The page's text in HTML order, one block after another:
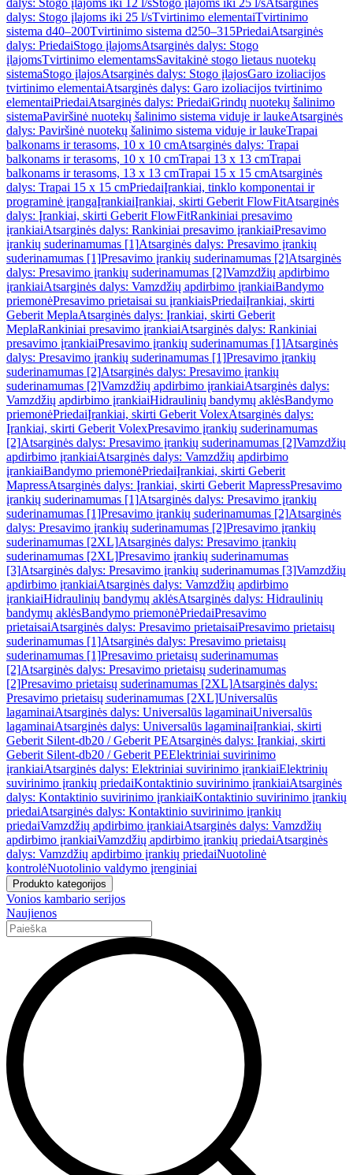
dalys: Stogo įlajoms iki 12 l/sStogo įlajoms iki 25 l/sAtsarginės
dalys: Stogo įlajoms iki 25 l/sTvirtinimo elementaiTvirtinimo
sistema d40–200Tvirtinimo sistema d250–315PriedaiAtsarginės
dalys: PriedaiStogo įlajomsAtsarginės dalys: Stogo
įlajomsTvirtinimo elementamsSavitakinė stogo lietaus nuotekų
sistemaStogo įlajosAtsarginės dalys: Stogo įlajosGaro izoliacijos
tvirtinimo elementaiAtsarginės dalys: Garo izoliacijos tvirtinimo
elementaiPriedaiAtsarginės dalys: PriedaiGrindų nuotekų šalinimo
sistemaPaviršinė nuotekų šalinimo sistema viduje ir laukeAtsarginės
dalys: Paviršinė nuotekų šalinimo sistema viduje ir laukeTrapai
balkonams ir terasoms, 10 x 10 cmAtsarginės dalys: Trapai
balkonams ir terasoms, 10 x 10 cmTrapai 13 x 13 cmTrapai
balkonams ir terasoms, 13 x 13 cmTrapai 15 x 15 cmAtsarginės
dalys: Trapai 15 x 15 cmPriedaiĮrankiai, tinklo komponentai ir
programinė įrangaĮrankiaiĮrankiai, skirti Geberit FlowFitAtsarginės
dalys: Įrankiai, skirti Geberit FlowFitRankiniai presavimo
įrankiaiAtsarginės dalys: Rankiniai presavimo įrankiaiPresavimo
įrankių suderinamumas [1]Atsarginės dalys: Presavimo įrankių
suderinamumas [1]Presavimo įrankių suderinamumas [2]Atsarginės
dalys: Presavimo įrankių suderinamumas [2]Vamzdžių apdirbimo
įrankiaiAtsarginės dalys: Vamzdžių apdirbimo įrankiaiBandymo
priemonėPresavimo prietaisai su įrankiaisPriedaiĮrankiai, skirti
Geberit MeplaAtsarginės dalys: Įrankiai, skirti Geberit
MeplaRankiniai presavimo įrankiaiAtsarginės dalys: Rankiniai
presavimo įrankiaiPresavimo įrankių suderinamumas [1]Atsarginės
dalys: Presavimo įrankių suderinamumas [1]Presavimo įrankių
suderinamumas [2]Atsarginės dalys: Presavimo įrankių
suderinamumas [2]Vamzdžių apdirbimo įrankiaiAtsarginės dalys:
Vamzdžių apdirbimo įrankiaiHidraulinių bandymų aklėsBandymo
priemonėPriedaiĮrankiai, skirti Geberit VolexAtsarginės dalys:
Įrankiai, skirti Geberit VolexPresavimo įrankių suderinamumas
[2]Atsarginės dalys: Presavimo įrankių suderinamumas [2]Vamzdžių
apdirbimo įrankiaiAtsarginės dalys: Vamzdžių apdirbimo
įrankiaiBandymo priemonėPriedaiĮrankiai, skirti Geberit
MapressAtsarginės dalys: Įrankiai, skirti Geberit MapressPresavimo
įrankių suderinamumas [1]Atsarginės dalys: Presavimo įrankių
suderinamumas [1]Presavimo įrankių suderinamumas [2]Atsarginės
dalys: Presavimo įrankių suderinamumas [2]Presavimo įrankių
suderinamumas [2XL]Atsarginės dalys: Presavimo įrankių
suderinamumas [2XL]Presavimo įrankių suderinamumas
[3]Atsarginės dalys: Presavimo įrankių suderinamumas [3]Vamzdžių
apdirbimo įrankiaiAtsarginės dalys: Vamzdžių apdirbimo
įrankiaiHidraulinių bandymų aklėsAtsarginės dalys: Hidraulinių
bandymų aklėsBandymo priemonėPriedaiPresavimo
prietaisaiAtsarginės dalys: Presavimo prietaisaiPresavimo prietaisų
suderinamumas [1]Atsarginės dalys: Presavimo prietaisų
suderinamumas [1]Presavimo prietaisų suderinamumas
[2]Atsarginės dalys: Presavimo prietaisų suderinamumas
[2]Presavimo prietaisų suderinamumas [2XL]Atsarginės dalys:
Presavimo prietaisų suderinamumas [2XL]Universalūs
lagaminaiAtsarginės dalys: Universalūs lagaminaiUniversalūs
lagaminaiAtsarginės dalys: Universalūs lagaminaiĮrankiai, skirti
Geberit Silent-db20 / Geberit PEAtsarginės dalys: Įrankiai, skirti
Geberit Silent-db20 / Geberit PEElektriniai suvirinimo
įrankiaiAtsarginės dalys: Elektriniai suvirinimo įrankiaiElektrinių
suvirinimo įrankių priedaiKontaktinio suvirinimo įrankiaiAtsarginės
dalys: Kontaktinio suvirinimo įrankiaiKontaktinio suvirinimo įrankių
priedaiAtsarginės dalys: Kontaktinio suvirinimo įrankių
priedaiVamzdžių apdirbimo įrankiaiAtsarginės dalys: Vamzdžių
apdirbimo įrankiaiVamzdžių apdirbimo įrankių priedaiAtsarginės
dalys: Vamzdžių apdirbimo įrankių priedaiNuotolinė
kontrolėNuotolinio valdymo įrenginiai
Produkto kategorijos
Vonios kambario serijos
Naujienos